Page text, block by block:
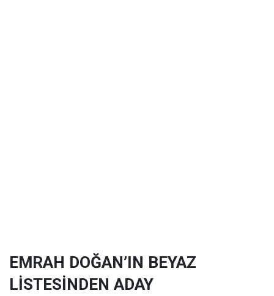
EMRAH DOĞAN’IN BEYAZ
LİSTESİNDEN ADAY